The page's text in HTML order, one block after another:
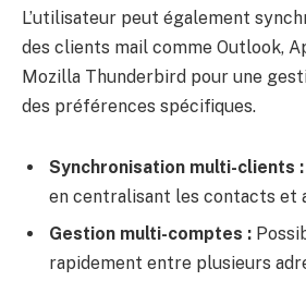
L’utilisateur peut également
des clients mail comme Outlook,
Mozilla Thunderbird pour une
des préférences spécifiques.
Synchronisation multi-clients :
en centralisant les contacts et
Gestion multi-comptes :
rapidement entre plusieurs